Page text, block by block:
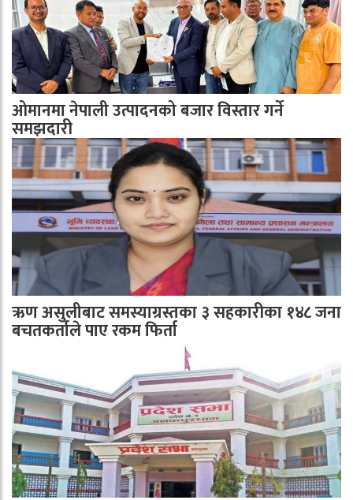
ओमानमा नेपाली उत्पादनको बजार विस्तार गर्ने
समझदारी
ऋण असुलीबाट समस्याग्रस्तका ३ सहकारीका १४८ जना
बचतकर्ताले पाए रकम फिर्ता